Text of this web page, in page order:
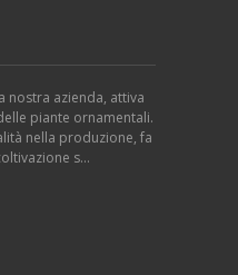
nostra azienda, attiva
piante ornamentali.
nella produzione, fa
s…